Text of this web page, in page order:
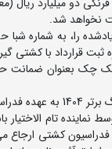
نخواهد شد.
ثبت قرارداد با کشتی
برتر می¬باید مبلغ 50 میلیارد ریال
تام
کشتی ارجاع